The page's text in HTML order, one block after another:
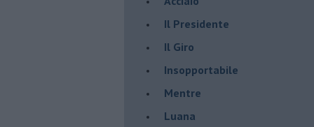
Il Presidente
​Il Giro
Insopportabile
​Mentre
Luana